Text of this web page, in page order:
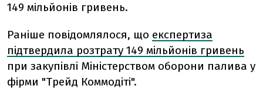
149 мільйонів гривень.
Раніше повідомлялося, що експертиза
підтвердила розтрату 149 мільйонів гривень
при закупівлі Міністерством оборони палива у
фірми "Трейд Коммодіті".